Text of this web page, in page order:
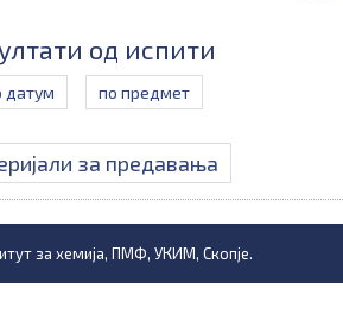
од испити
датум по предмет
за предавања
за хемија, ПМФ, УКИМ, Скопје.